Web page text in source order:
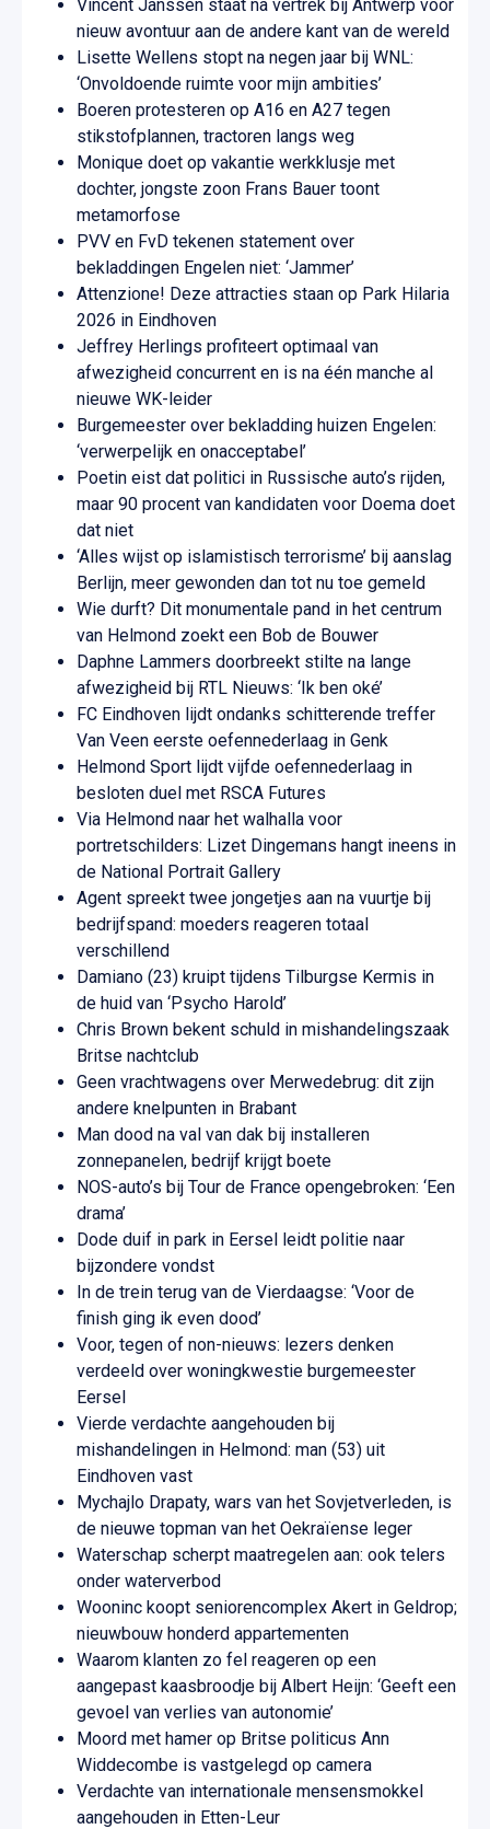
Vincent Janssen staat na vertrek bij Antwerp voor
nieuw avontuur aan de andere kant van de wereld
Lisette Wellens stopt na negen jaar bij WNL:
‘Onvoldoende ruimte voor mijn ambities’
Boeren protesteren op A16 en A27 tegen
stikstofplannen, tractoren langs weg
Monique doet op vakantie werkklusje met
dochter, jongste zoon Frans Bauer toont
metamorfose
PVV en FvD tekenen statement over
bekladdingen Engelen niet: ‘Jammer’
Attenzione! Deze attracties staan op Park Hilaria
2026 in Eindhoven
Jeffrey Herlings profiteert optimaal van
afwezigheid concurrent en is na één manche al
nieuwe WK-leider
Burgemeester over bekladding huizen Engelen:
‘verwerpelijk en onacceptabel’
Poetin eist dat politici in Russische auto’s rijden,
maar 90 procent van kandidaten voor Doema doet
dat niet
‘Alles wijst op islamistisch terrorisme’ bij aanslag
Berlijn, meer gewonden dan tot nu toe gemeld
Wie durft? Dit monumentale pand in het centrum
van Helmond zoekt een Bob de Bouwer
Daphne Lammers doorbreekt stilte na lange
afwezigheid bij RTL Nieuws: ‘Ik ben oké’
FC Eindhoven lijdt ondanks schitterende treffer
Van Veen eerste oefennederlaag in Genk
Helmond Sport lijdt vijfde oefennederlaag in
besloten duel met RSCA Futures
Via Helmond naar het walhalla voor
portretschilders: Lizet Dingemans hangt ineens in
de National Portrait Gallery
Agent spreekt twee jongetjes aan na vuurtje bij
bedrijfspand: moeders reageren totaal
verschillend
Damiano (23) kruipt tijdens Tilburgse Kermis in
de huid van ‘Psycho Harold’
Chris Brown bekent schuld in mishandelingszaak
Britse nachtclub
Geen vrachtwagens over Merwedebrug: dit zijn
andere knelpunten in Brabant
Man dood na val van dak bij installeren
zonnepanelen, bedrijf krijgt boete
NOS-auto’s bij Tour de France opengebroken: ‘Een
drama’
Dode duif in park in Eersel leidt politie naar
bijzondere vondst
In de trein terug van de Vierdaagse: ‘Voor de
finish ging ik even dood’
Voor, tegen of non-nieuws: lezers denken
verdeeld over woningkwestie burgemeester
Eersel
Vierde verdachte aangehouden bij
mishandelingen in Helmond: man (53) uit
Eindhoven vast
Mychajlo Drapaty, wars van het Sovjetverleden, is
de nieuwe topman van het Oekraïense leger
Waterschap scherpt maatregelen aan: ook telers
onder waterverbod
Wooninc koopt seniorencomplex Akert in Geldrop;
nieuwbouw honderd appartementen
Waarom klanten zo fel reageren op een
aangepast kaasbroodje bij Albert Heijn: ‘Geeft een
gevoel van verlies van autonomie’
Moord met hamer op Britse politicus Ann
Widdecombe is vastgelegd op camera
Verdachte van internationale mensensmokkel
aangehouden in Etten-Leur